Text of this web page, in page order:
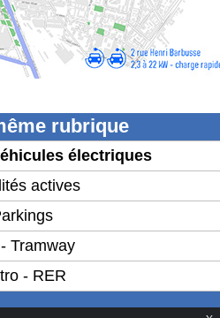
rubrique
électriques
actives
Tramway
- RER